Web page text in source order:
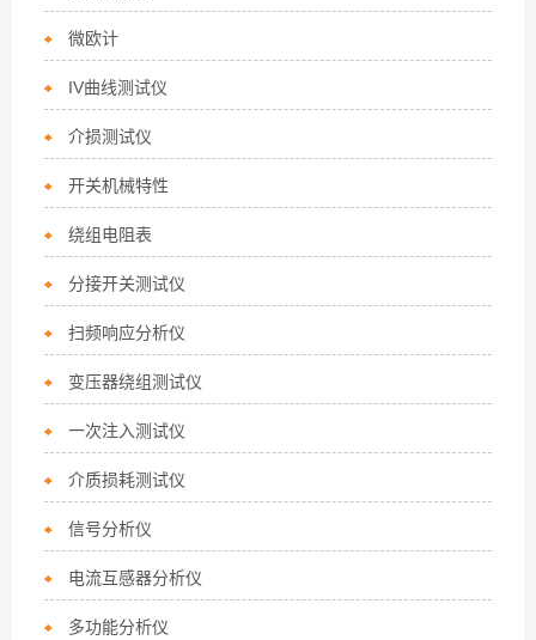
微欧计
IV曲线测试仪
介损测试仪
开关机械特性
绕组电阻表
分接开关测试仪
扫频响应分析仪
变压器绕组测试仪
一次注入测试仪
介质损耗测试仪
信号分析仪
电流互感器分析仪
多功能分析仪